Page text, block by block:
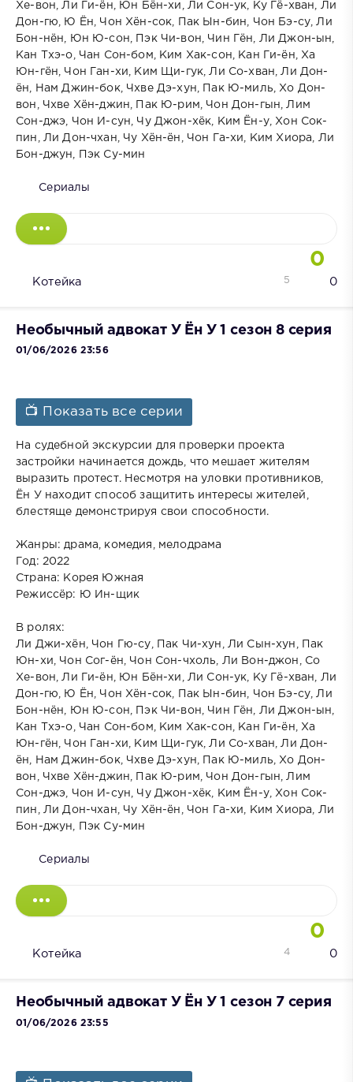
Хе-вон, Ли Ги-ён, Юн Бён-хи, Ли Сон-ук, Ку Гё-хван, Ли
Дон-гю, Ю Ён, Чон Хён-сок, Пак Ын-бин, Чон Бэ-су, Ли
Бон-нён, Юн Ю-сон, Пэк Чи-вон, Чин Гён, Ли Джон-ын,
Кан Тхэ-о, Чан Сон-бом, Ким Хак-сон, Кан Ги-ён, Ха
Юн-гён, Чон Ган-хи, Ким Щи-гук, Ли Со-хван, Ли Дон-
ён, Нам Джин-бок, Чхве Дэ-хун, Пак Ю-миль, Хо Дон-
вон, Чхве Хён-джин, Пак Ю-рим, Чон Дон-гын, Лим
Сон-джэ, Чон И-сун, Чу Джон-хёк, Ким Ён-у, Хон Сок-
пин, Ли Дон-чхан, Чу Хён-ён, Чон Га-хи, Ким Хиора, Ли
Бон-джун, Пэк Су-мин
Сериалы
0
Котейка 0
5
Необычный адвокат У Ён У 1 сезон 8 серия
01/06/2026 23:56
📺 Показать все серии
На судебной экскурсии для проверки проекта
застройки начинается дождь, что мешает жителям
выразить протест. Несмотря на уловки противников,
Ён У находит способ защитить интересы жителей,
блестяще демонстрируя свои способности.
Жанры: драма, комедия, мелодрама
Год: 2022
Страна: Корея Южная
Режиссёр: Ю Ин-щик
В ролях:
Ли Джи-хён, Чон Гю-су, Пак Чи-хун, Ли Сын-хун, Пак
Юн-хи, Чон Сог-ён, Чон Сон-чхоль, Ли Вон-джон, Со
Хе-вон, Ли Ги-ён, Юн Бён-хи, Ли Сон-ук, Ку Гё-хван, Ли
Дон-гю, Ю Ён, Чон Хён-сок, Пак Ын-бин, Чон Бэ-су, Ли
Бон-нён, Юн Ю-сон, Пэк Чи-вон, Чин Гён, Ли Джон-ын,
Кан Тхэ-о, Чан Сон-бом, Ким Хак-сон, Кан Ги-ён, Ха
Юн-гён, Чон Ган-хи, Ким Щи-гук, Ли Со-хван, Ли Дон-
ён, Нам Джин-бок, Чхве Дэ-хун, Пак Ю-миль, Хо Дон-
вон, Чхве Хён-джин, Пак Ю-рим, Чон Дон-гын, Лим
Сон-джэ, Чон И-сун, Чу Джон-хёк, Ким Ён-у, Хон Сок-
пин, Ли Дон-чхан, Чу Хён-ён, Чон Га-хи, Ким Хиора, Ли
Бон-джун, Пэк Су-мин
Сериалы
0
Котейка 0
4
Необычный адвокат У Ён У 1 сезон 7 серия
01/06/2026 23:55